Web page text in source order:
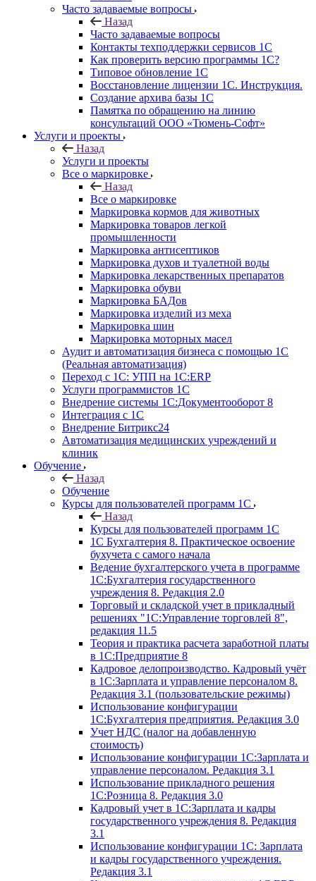
Часто задаваемые вопросы
Назад
Часто задаваемые вопросы
Контакты техподдержки сервисов 1С
Как проверить версию программы 1С?
Типовое обновление 1С
Восстановление лицензии 1С. Инструкция.
Создание архива базы 1С
Памятка по обращению на линию
консультаций ООО «Тюмень-Софт»
Услуги и проекты
Назад
Услуги и проекты
Все о маркировке
Назад
Все о маркировке
Маркировка кормов для животных
Маркировка товаров легкой
промышленности
Маркировка антисептиков
Маркировка духов и туалетной воды
Маркировка лекарственных препаратов
Маркировка обуви
Маркировка БАДов
Маркировка изделий из меха
Маркировка шин
Маркировка моторных масел
Аудит и автоматизация бизнеса с помощью 1С
(Реальная автоматизация)
Переход с 1С: УПП на 1С:ERP
Услуги программистов 1С
Внедрение системы 1С:Документооборот 8
Интеграция с 1С
Внедрение Битрикс24
Автоматизация медицинских учреждений и
клиник
Обучение
Назад
Обучение
Курсы для пользователей программ 1С
Назад
Курсы для пользователей программ 1С
1С Бухгалтерия 8. Практическое освоение
бухучета с самого начала
Ведение бухгалтерского учета в программе
1С:Бухгалтерия государственного
учреждения 8. Редакция 2.0
Торговый и складской учет в прикладный
решениях "1С:Управление торговлей 8",
редакция 11.5
Теория и практика расчета заработной платы
в 1С:Предприятие 8
Кадровое делопроизводство. Кадровый учёт
в 1С:Зарплата и управление персоналом 8.
Редакция 3.1 (пользовательские режимы)
Использование конфигурации
1С:Бухгалтерия предприятия. Редакция 3.0
Учет НДС (налог на добавленную
стоимость)
Использование конфигурации 1С:Зарплата и
управление персоналом. Редакция 3.1
Использование прикладного решения
1С:Розница 8. Редакция 3.0
Кадровый учет в 1С:Зарплата и кадры
государственного учреждения 8. Редакция
3.1
Использование конфигурации ‎1С: Зарплата
и кадры государственного учреждения.
Редакция 3.1